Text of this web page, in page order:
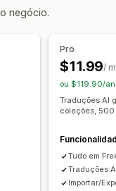
Tradução em lote
SEO
negócio.
Pro
$11.99/
ou $119.90/
Traduções AI
coleções,
Tudo em
Traduções
Importar/